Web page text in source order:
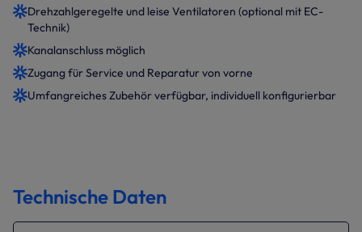
Drehzahlgeregelte und leise Ventilatoren (optional mit EC-
Technik)
Kanalanschluss möglich
Zugang für Service und Reparatur von vorne
Umfangreiches Zubehör verfügbar, individuell konfigurierbar
Technische Daten